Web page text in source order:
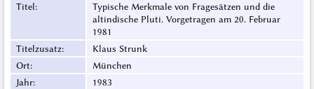
Titel:
Typische Merkmale von Fragesätzen und die
altindische Pluti. Vorgetragen am 20. Februar
1981
Titelzusatz:
Klaus Strunk
Ort:
München
Jahr:
1983